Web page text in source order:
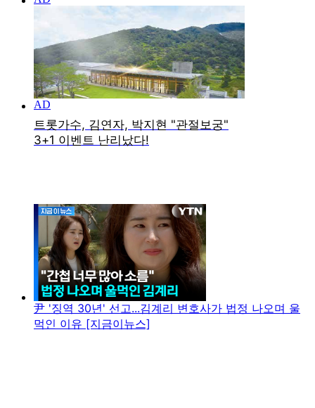
尹 '징역 30년' 선고...김계리 변호사가 법정 나오며 울
먹인 이유 [지금이뉴스]